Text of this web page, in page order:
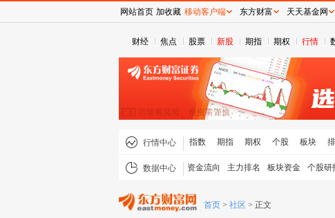
财经 焦点 股票 新股 期指 期权 行情
行情中心 指数 期指 期权 个股 板块
数据中心 资金流向 主力排名 板块资金 个股研
首页 > 社区 > 正文
网站首页 加收藏 移动客户端 东方财富 天天基金网